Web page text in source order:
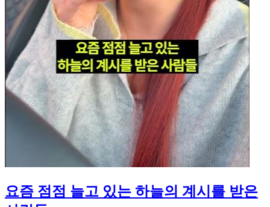
요즘 점점 늘고 있는 하늘의 계시를 받은